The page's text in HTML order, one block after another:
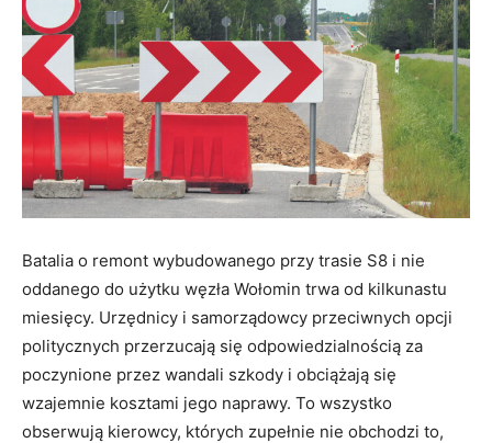
Batalia o remont wybudowanego przy trasie S8 i nie
oddanego do użytku węzła Wołomin trwa od kilkunastu
miesięcy. Urzędnicy i samorządowcy przeciwnych opcji
politycznych przerzucają się odpowiedzialnością za
poczynione przez wandali szkody i obciążają się
wzajemnie kosztami jego naprawy. To wszystko
obserwują kierowcy, których zupełnie nie obchodzi to,